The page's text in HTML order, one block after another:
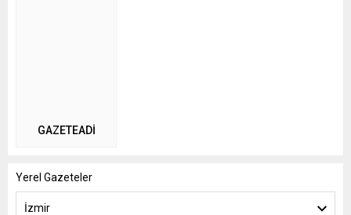
GAZETEADI
Yerel Gazeteler
İzmir